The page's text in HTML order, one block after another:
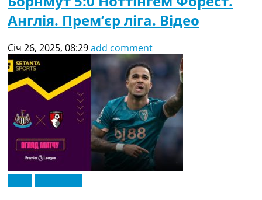
Англія. Прем’єр ліга. Відео
Січ 26, 2025, 08:29add comment